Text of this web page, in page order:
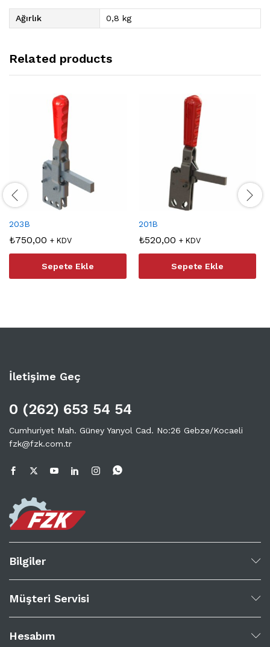
Ağırlık 0,8 kg
Related products
203B
₺750,00 + KDV
Sepete Ekle
201B
₺520,00 + KDV
Sepete Ekle
İletişime Geç
0 (262) 653 54 54
Cumhuriyet Mah. Güney Yanyol Cad. No:26 Gebze/Kocaeli
fzk@fzk.com.tr
Bilgiler
Müşteri Servisi
Hesabım